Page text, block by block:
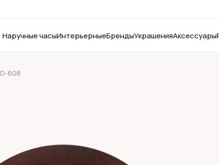
Наручные часыИнтерьерныеБрендыУкрашенияАксессуары
608